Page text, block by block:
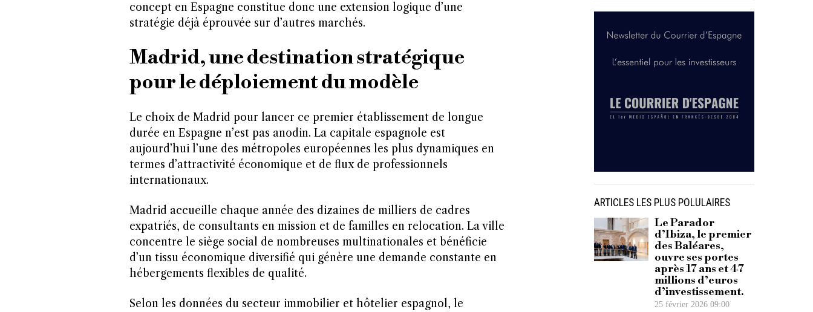
concept en Espagne constitue donc une extension logique d’une
stratégie déjà éprouvée sur d’autres marchés.
Madrid, une destination stratégique
pour le déploiement du modèle
Le choix de Madrid pour lancer ce premier établissement de longue
durée en Espagne n’est pas anodin. La capitale espagnole est
aujourd’hui l’une des métropoles européennes les plus dynamiques en
termes d’attractivité économique et de flux de professionnels
internationaux.
Madrid accueille chaque année des dizaines de milliers de cadres
expatriés, de consultants en mission et de familles en relocation. La ville
concentre le siège social de nombreuses multinationales et bénéficie
d’un tissu économique diversifié qui génère une demande constante en
hébergements flexibles de qualité.
Selon les données du secteur immobilier et hôtelier espagnol, le
ARTICLES LES PLUS POLULAIRES
Le Parador
d’Ibiza, le premier
des Baléares,
ouvre ses portes
après 17 ans et 47
millions d’euros
d’investissement.
25 février 2026 09:00